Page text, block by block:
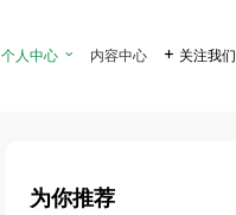
个人中心  内容中心  关注我们
为你推荐